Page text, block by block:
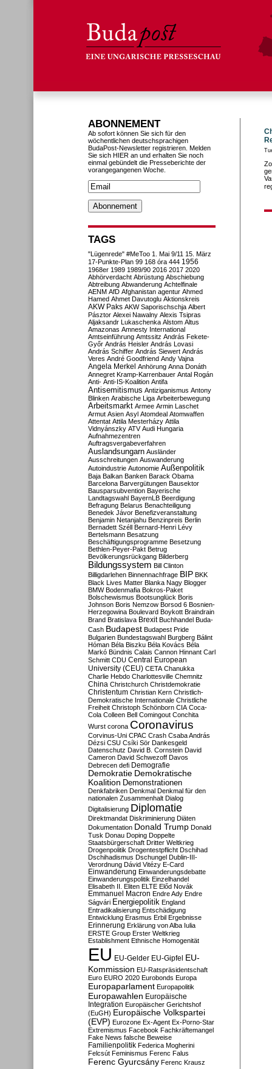
ABONNEMENT
Ab sofort können Sie sich für den
wöchentlichen deutschsprachigen
BudaPost-Newsletter registrieren. Melden
Sie sich HIER an und erhalten Sie noch
einmal gebündelt die Presseberichte der
vorangegangenen Woche.
TAGS
"Lügenrede" #MeToo 1. Mai 9/11 15. März
17-Punkte-Plan 99 168 óra 444 1956
1968er 1989 1989/90 2016 2017 2020
Abhörverdacht Abrüstung Abschiebung
Abtreibung Abwanderung Achtelfinale
AENM AfD Afghanistan agentur Ahmed
Hamed Ahmet Davutoglu Aktionskreis
AKW Paks AKW Saporischschja Albert
Pásztor Alexei Nawalny Alexis Tsipras
Aljaksandr Lukaschenka Alstom Altus
Amazonas Amnesty International
Amtseinführung Amtssitz András Fekete-
Győr András Heisler András Lovasi
András Schiffer András Siewert András
Veres André Goodfriend Andy Vajna
Angela Merkel Anhörung Anna Donáth
Annegret Kramp-Karrenbauer Antal Rogán
Anti- Anti-IS-Koalition Antifa
Antisemitismus Antiziganismus Antony
Blinken Arabische Liga Arbeiterbewegung
Arbeitsmarkt Armee Armin Laschet
Armut Asien Asyl Atomdeal Atomwaffen
Attentat Attila Mesterházy Attila
Vidnyánszky ATV Audi Hungaria
Aufnahmezentren
Auftragsvergabeverfahren
Auslandsungarn Ausländer
Ausschreitungen Auswanderung
Autoindustrie Autonomie Außenpolitik
Baja Balkan Banken Barack Obama
Barcelona Barvergütungen Bausektor
Bausparsubvention Bayerische
Landtagswahl BayernLB Beerdigung
Befragung Belarus Benachteiligung
Benedek Jávor Benefizveranstaltung
Benjamin Netanjahu Benzinpreis Berlin
Bernadett Széll Bernard-Henri Lévy
Bertelsmann Besatzung
Beschäftigungsprogramme Besetzung
Bethlen-Peyer-Pakt Betrug
Bevölkerungsrückgang Bilderberg
Bildungssystem Bill Clinton
Billigdarlehen Binnennachfrage BIP BKK
Black Lives Matter Blanka Nagy Blogger
BMW Bodenmafia Bokros-Paket
Bolschewismus Bootsunglück Boris
Johnson Boris Nemzow Borsod 6 Bosnien-
Herzegowina Boulevard Boykott Braindrain
Brand Bratislava Brexit Buchhandel Buda-
Cash Budapest Budapest Pride
Bulgarien Bundestagswahl Burgberg Bálint
Hóman Béla Biszku Béla Kovács Béla
Markó Bündnis Calais Cannon Hinnant Carl
Schmitt CDU Central European
University (CEU) CETA Chanukka
Charlie Hebdo Charlottesville Chemnitz
China Christchurch Christdemokratie
Christentum Christian Kern Christlich-
Demokratische Internationale Christliche
Freiheit Christoph Schönborn CIA Coca-
Cola Colleen Bell Comingout Conchita
Wurst corona Coronavirus
Corvinus-Uni CPAC Crash Csaba András
Dézsi CSU Csíki Sör Dankesgeld
Datenschutz David B. Cornstein David
Cameron David Schwezoff Davos
Debrecen defi Demografie
Demokratie Demokratische
Koalition Demonstrationen
Denkfabriken Denkmal Denkmal für den
nationalen Zusammenhalt Dialog
Digitalisierung Diplomatie
Direktmandat Diskriminierung Diäten
Dokumentation Donald Trump Donald
Tusk Donau Doping Doppelte
Staatsbürgerschaft Dritter Weltkrieg
Drogenpolitik Drogentestpflicht Dschihad
Dschihadismus Dschungel Dublin-III-
Verordnung Dávid Vitézy E-Card
Einwanderung Einwanderungsdebatte
Einwanderungspolitik Einzelhandel
Elisabeth II. Eliten ELTE Előd Novák
Emmanuel Macron Endre Ady Endre
Ságvári Energiepolitik England
Entradikalisierung Entschädigung
Entwicklung Erasmus Erbil Ergebnisse
Erinnerung Erklärung von Alba Iulia
ERSTE Group Erster Weltkrieg
Establishment Ethnische Homogenität
EU EU-Gelder EU-Gipfel EU-
Kommission EU-Ratspräsidentschaft
Euro EURO 2020 Eurobonds Europa
Europaparlament Europapolitik
Europawahlen Europäische
Integration Europäischer Gerichtshof
(EuGH) Europäische Volkspartei
(EVP) Eurozone Ex-Agent Ex-Porno-Star
Extremismus Facebook Fachkräftemangel
Fake News falsche Beweise
Familienpolitik Federica Mogherini
Felcsút Feminismus Ferenc Falus
Ferenc Gyurcsány Ferenc Krausz